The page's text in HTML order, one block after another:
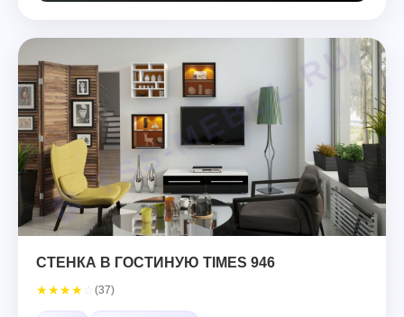
СТЕНКА В ГОСТИНУЮ TIMES 946
★★★★ (37)